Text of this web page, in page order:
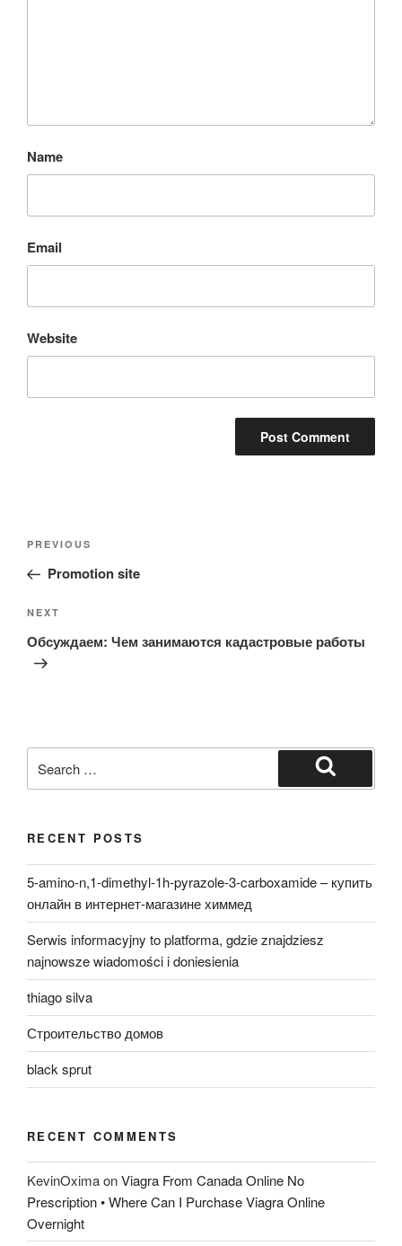
Name
Email
Website
Post
Previous
Post
PREVIOUS
Promotion site
Next
Post
NEXT
Обсуждаем: Чем занимаются кадастровые работы
for:
Search
RECENT POSTS
5-amino-n,1-dimethyl-1h-pyrazole-3-carboxamide – купить
онлайн в интернет-магазине химмед
Serwis informacyjny to platforma, gdzie znajdziesz
najnowsze wiadomości i doniesienia
thiago silva
Строительство домов
black sprut
RECENT COMMENTS
KevinOximaonViagra From Canada Online No
Prescription • Where Can I Purchase Viagra Online
Overnight